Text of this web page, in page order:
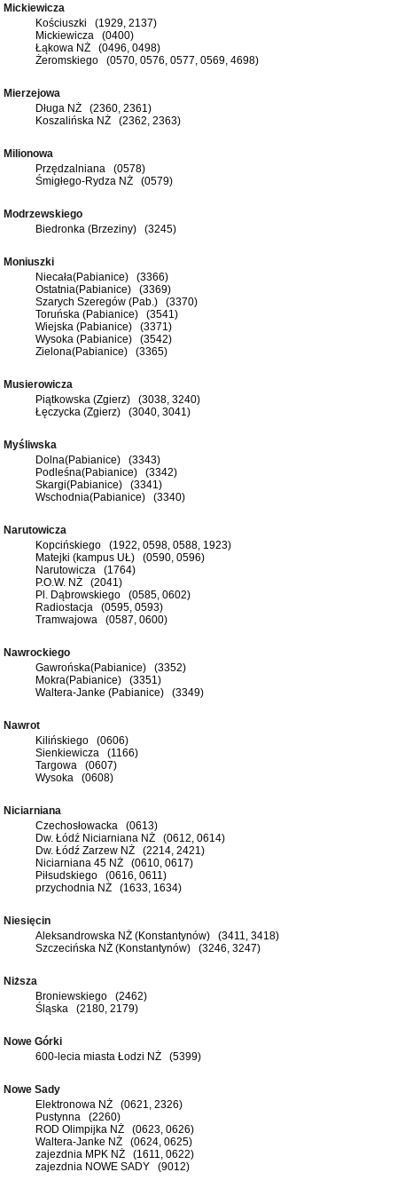
Mickiewicza
Kościuszki (1929, 2137)
Mickiewicza (0400)
Łąkowa NŻ (0496, 0498)
Żeromskiego (0570, 0576, 0577, 0569, 4698)
Mierzejowa
Długa NŻ (2360, 2361)
Koszalińska NŻ (2362, 2363)
Milionowa
Przędzalniana (0578)
Śmigłego-Rydza NŻ (0579)
Modrzewskiego
Biedronka (Brzeziny) (3245)
Moniuszki
Niecała(Pabianice) (3366)
Ostatnia(Pabianice) (3369)
Szarych Szeregów (Pab.) (3370)
Toruńska (Pabianice) (3541)
Wiejska (Pabianice) (3371)
Wysoka (Pabianice) (3542)
Zielona(Pabianice) (3365)
Musierowicza
Piątkowska (Zgierz) (3038, 3240)
Łęczycka (Zgierz) (3040, 3041)
Myśliwska
Dolna(Pabianice) (3343)
Podleśna(Pabianice) (3342)
Skargi(Pabianice) (3341)
Wschodnia(Pabianice) (3340)
Narutowicza
Kopcińskiego (1922, 0598, 0588, 1923)
Matejki (kampus UŁ) (0590, 0596)
Narutowicza (1764)
P.O.W. NŻ (2041)
Pl. Dąbrowskiego (0585, 0602)
Radiostacja (0595, 0593)
Tramwajowa (0587, 0600)
Nawrockiego
Gawrońska(Pabianice) (3352)
Mokra(Pabianice) (3351)
Waltera-Janke (Pabianice) (3349)
Nawrot
Kilińskiego (0606)
Sienkiewicza (1166)
Targowa (0607)
Wysoka (0608)
Niciarniana
Czechosłowacka (0613)
Dw. Łódź Niciarniana NŻ (0612, 0614)
Dw. Łódź Zarzew NŻ (2214, 2421)
Niciarniana 45 NŻ (0610, 0617)
Piłsudskiego (0616, 0611)
przychodnia NŻ (1633, 1634)
Niesięcin
Aleksandrowska NŻ (Konstantynów) (3411, 3418)
Szczecińska NŻ (Konstantynów) (3246, 3247)
Niższa
Broniewskiego (2462)
Śląska (2180, 2179)
Nowe Górki
600-lecia miasta Łodzi NŻ (5399)
Nowe Sady
Elektronowa NŻ (0621, 2326)
Pustynna (2260)
ROD Olimpijka NŻ (0623, 0626)
Waltera-Janke NŻ (0624, 0625)
zajezdnia MPK NŻ (1611, 0622)
zajezdnia NOWE SADY (9012)